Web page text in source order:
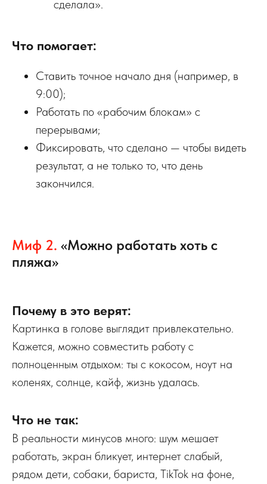
сделала».
Что помогает:
Ставить точное начало дня (например, в
9:00);
Работать по «рабочим блокам» с
перерывами;
Фиксировать, что сделано — чтобы видеть
результат, а не только то, что день
закончился.
Миф 2. «Можно работать хоть с
пляжа»
Почему в это верят:
Картинка в голове выглядит привлекательно.
Кажется, можно совместить работу с
полноценным отдыхом: ты с кокосом, ноут на
коленях, солнце, кайф, жизнь удалась.
Что не так:
В реальности минусов много: шум мешает
работать, экран бликует, интернет слабый,
рядом дети, собаки, бариста, TikTok на фоне,